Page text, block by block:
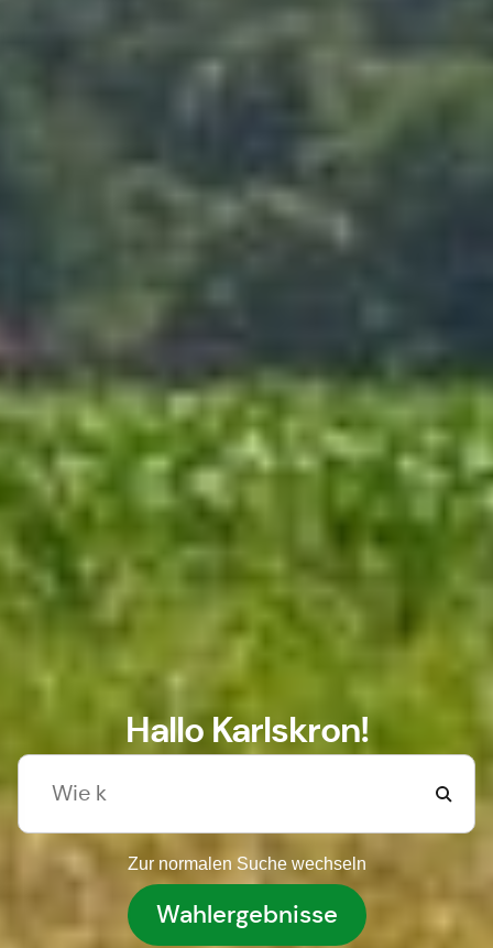
Hallo Karlskron!
Zur normalen Suche wechseln
Wahlergebnisse